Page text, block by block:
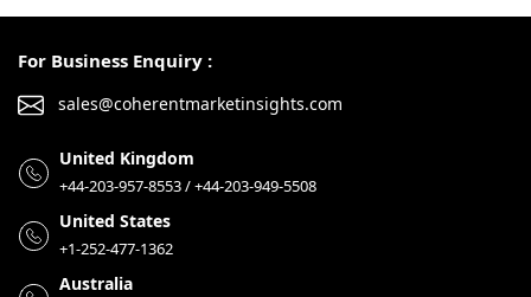
For Business Enquiry :
sales@coherentmarketinsights.com
United Kingdom
+44-203-957-8553 / +44-203-949-5508
United States
+1-252-477-1362
Australia